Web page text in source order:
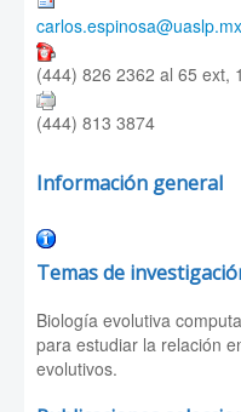
carlos.espinosa@uaslp.mx
(444) 826 2362 al 65 ext,
(444) 813 3874
Información general
Temas de
Biología evolutiva
para estudiar la relación
evolutivos.